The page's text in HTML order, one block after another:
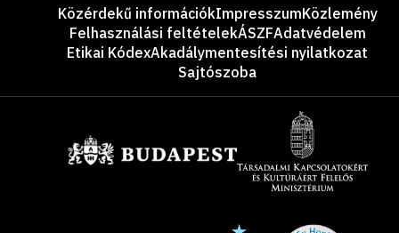
Közérdekű információkImpresszumKözlemény
Felhasználási feltételekÁSZFAdatvédelem
Etikai KódexAkadálymentesítési nyilatkozat
Sajtószoba